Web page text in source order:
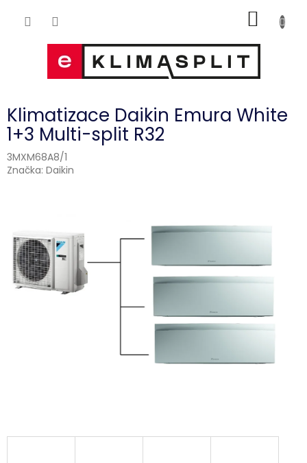
KOŠÍK
Klimatizace Daikin Emura White
1+3 Multi-split R32
3MXM68A8/1
Značka: Daikin